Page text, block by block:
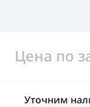
Цена по
Уточним